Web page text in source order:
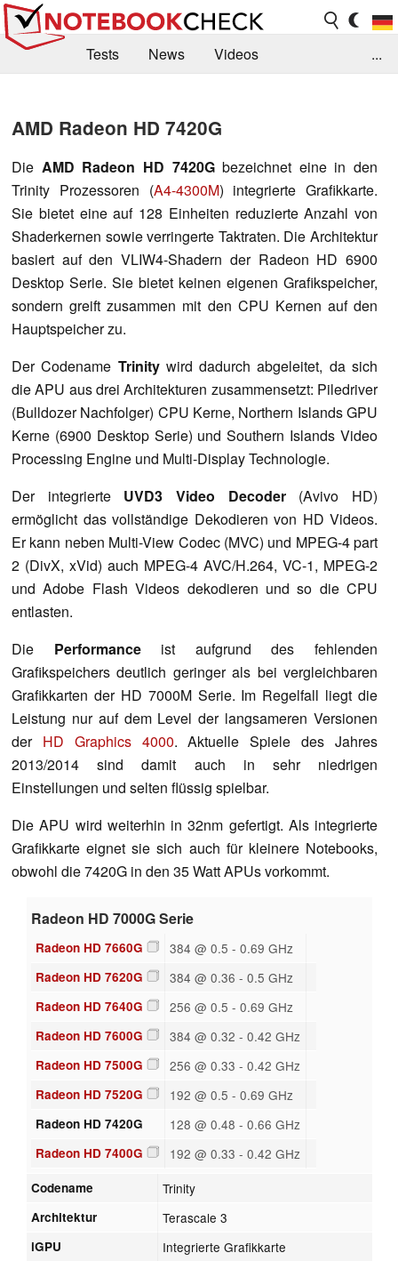
Tests News
Videos
Kaufberatung
Deals Suche
Forum
...
AMD Radeon HD 7420G
Die AMD Radeon HD 7420Gbezeichnet eine in den
Trinity Prozessoren (A4-4300M) integrierte Grafikkarte.
Sie bietet eine auf 128 Einheiten reduzierte Anzahl von
Shaderkernen sowie verringerte Taktraten. Die Architektur
basiert auf den VLIW4-Shadern der Radeon HD 6900
Desktop Serie. Sie bietet keinen eigenen Grafikspeicher,
sondern greift zusammen mit den CPU Kernen auf den
Hauptspeicher zu.
Der Codename Trinitywird dadurch abgeleitet, da sich
die APU aus drei Architekturen zusammensetzt: Piledriver
(Bulldozer Nachfolger) CPU Kerne, Northern Islands GPU
Kerne (6900 Desktop Serie) und Southern Islands Video
Processing Engine und Multi-Display Technologie.
Der integrierte UVD3 Video Decoder(Avivo HD)
ermöglicht das vollständige Dekodieren von HD Videos.
Er kann neben Multi-View Codec (MVC) und MPEG-4 part
2 (DivX, xVid) auch MPEG-4 AVC/H.264, VC-1, MPEG-2
und Adobe Flash Videos dekodieren und so die CPU
entlasten.
Die Performanceist aufgrund des fehlenden
Grafikspeichers deutlich geringer als bei vergleichbaren
Grafikkarten der HD 7000M Serie. Im Regelfall liegt die
Leistung nur auf dem Level der langsameren Versionen
der HD Graphics 4000. Aktuelle Spiele des Jahres
2013/2014 sind damit auch in sehr niedrigen
Einstellungen und selten flüssig spielbar.
Die APU wird weiterhin in 32nm gefertigt. Als integrierte
Grafikkarte eignet sie sich auch für kleinere Notebooks,
obwohl die 7420G in den 35 Watt APUs vorkommt.
Radeon HD 7000G Serie
Radeon HD 7660G 384 @ 0.5 - 0.69 GHz
Radeon HD 7620G 384 @ 0.36 - 0.5 GHz
Radeon HD 7640G 256 @ 0.5 - 0.69 GHz
Radeon HD 7600G 384 @ 0.32 - 0.42 GHz
Radeon HD 7500G 256 @ 0.33 - 0.42 GHz
Radeon HD 7520G 192 @ 0.5 - 0.69 GHz
Radeon HD 7420G 128 @ 0.48 - 0.66 GHz
Radeon HD 7400G 192 @ 0.33 - 0.42 GHz
Codename Trinity
Architektur Terascale 3
iGPU Integrierte Grafikkarte